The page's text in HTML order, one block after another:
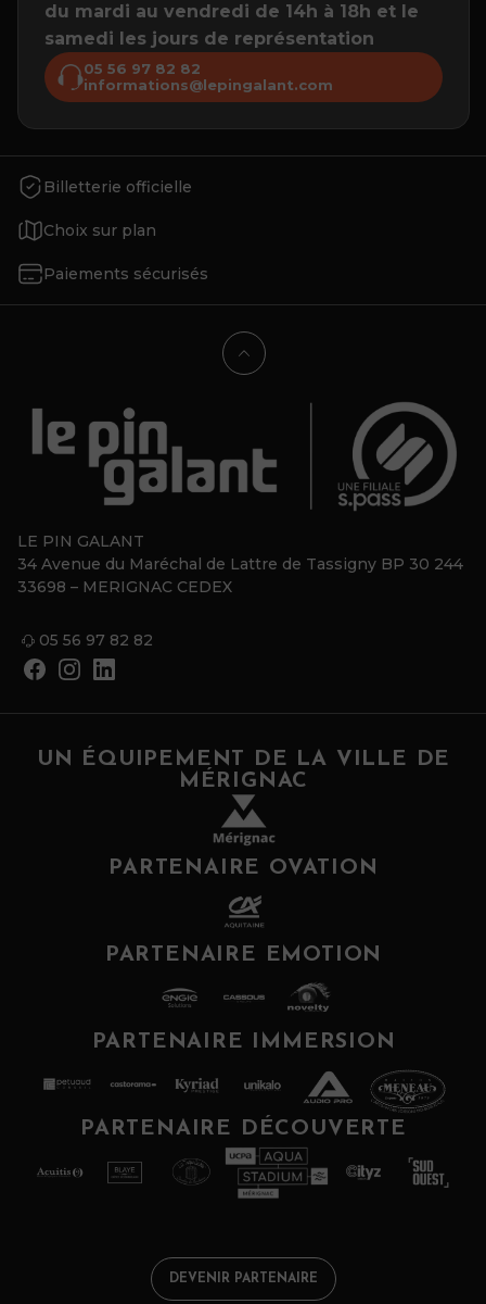
du mardi au vendredi de 14h à 18h et le
samedi les jours de représentation
05 56 97 82 82
informations@lepingalant.com
Billetterie officielle
Choix sur plan
Paiements sécurisés
LE PIN GALANT
34 Avenue du Maréchal de Lattre de Tassigny BP 30 244
33698 – MERIGNAC CEDEX
05 56 97 82 82
UN ÉQUIPEMENT DE LA VILLE DE
MÉRIGNAC
PARTENAIRE OVATION
PARTENAIRE EMOTION
PARTENAIRE IMMERSION
PARTENAIRE DÉCOUVERTE
DEVENIR PARTENAIRE